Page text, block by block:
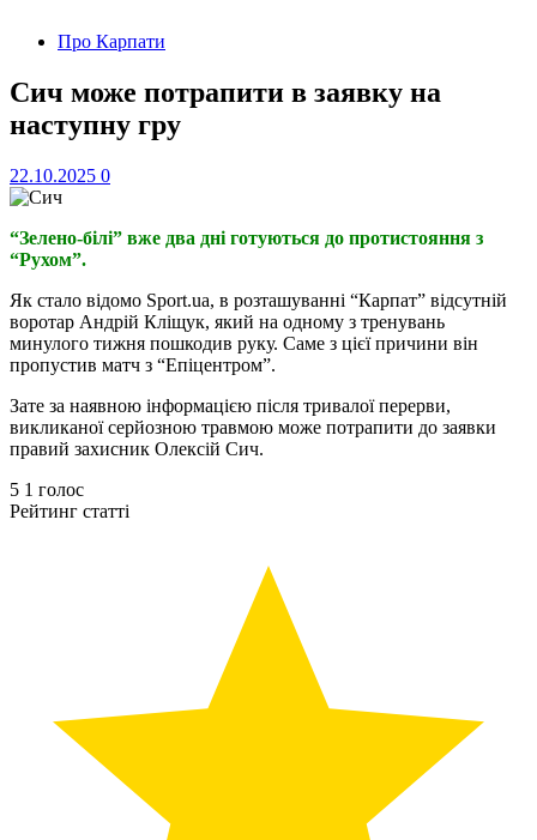
Про Карпати
Сич може потрапити в заявку на
наступну гру
22.10.2025 0
“Зелено-білі” вже два дні готуються до протистояння з
“Рухом”.
Як стало відомо Sport.ua, в розташуванні “Карпат” відсутній
воротар Андрій Кліщук, який на одному з тренувань
минулого тижня пошкодив руку. Саме з цієї причини він
пропустив матч з “Епіцентром”.
Зате за наявною інформацією після тривалої перерви,
викликаної серйозною травмою може потрапити до заявки
правий захисник Олексій Сич.
5 1 голос
Рейтинг статті